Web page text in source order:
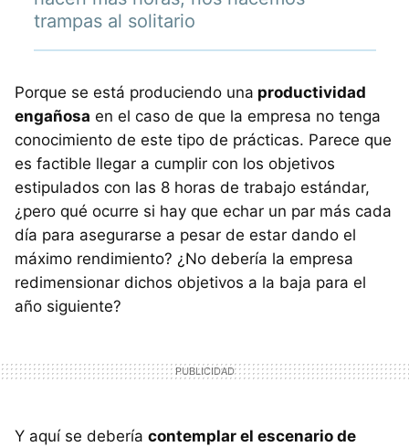
trampas al solitario
Porque se está produciendo una productividad
engañosa en el caso de que la empresa no tenga
conocimiento de este tipo de prácticas. Parece que
es factible llegar a cumplir con los objetivos
estipulados con las 8 horas de trabajo estándar,
¿pero qué ocurre si hay que echar un par más cada
día para asegurarse a pesar de estar dando el
máximo rendimiento? ¿No debería la empresa
redimensionar dichos objetivos a la baja para el
año siguiente?
Y aquí se debería contemplar el escenario de